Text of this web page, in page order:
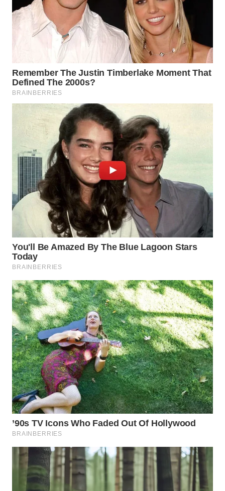
WN
MALUKU
WN
DAIRI
DANAU
WN
NIAS
LANGKAT
WN
TAPANULI
SELATAN
WN
TANJUNG
LESUNG
WN
KARO
WN
SIMALUNGUN
WN
LABUHANBATU
WN
TAPANULI
TENGAH